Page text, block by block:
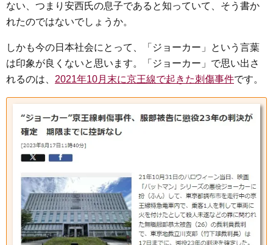
ない、つまり安西氏の息子であると知っていて、そう書か
れたのではないでしょうか。
しかも今の日本社会にとって、「ジョーカー」という言葉
は印象が良くないと思います。「ジョーカー」で思い出さ
れるのは、 2021年10月末に京王線で起きた刺傷事件です。